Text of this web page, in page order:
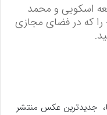
اسکویی و محمد
را که در فضای مجازی
جدیدترین عکس منتشر